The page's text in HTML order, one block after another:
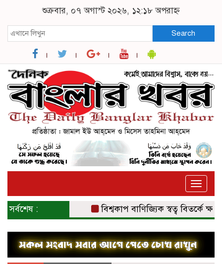
শুক্রবার, ০৭ অগাস্ট ২০২৬, ১২:১৮ অপরাহ্ন
Search
Toggle
সর্বশেষ : বিশ্বকাপ বাণিজ্যিক স্বত্ব বিতর্কে ক্ষমা